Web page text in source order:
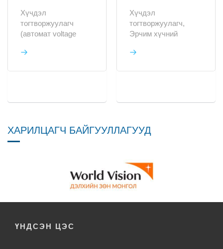
Хүчдэл
тогтворжуулагч
(автомат voltage
voltage protector
Хүчдэл
тогтворжуулагч,
Эрчим хүчний
Эрчим хүчний нөхөн
ХАРИЛЦАГЧ БАЙГУУЛЛАГУУД
ҮНДСЭН ЦЭС